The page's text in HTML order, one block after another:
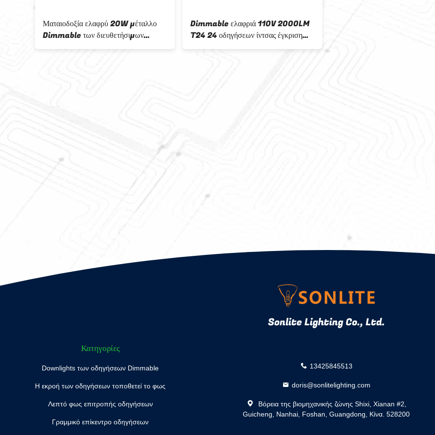
Ματαιοδοξία ελαφρύ 20W μέταλλο
Dimmable των διευθετήσιμων
ενσωματωμένη οδηγήσεων 24 ίντσας
Dimmable ελαφριά 110V 2000LM
T24 24 οδηγήσεων ίντσας έγκριση
ματαιοδοξίας για το λουτρό
Sonlite Lighting Co., Ltd.
Κατηγορίες
Downlights των οδηγήσεων Dimmable
Η εκροή των οδηγήσεων τοποθετεί το φως
Λεπτό φως επιτροπής οδηγήσεων
Γραμμικό επίκεντρο οδηγήσεων
13425845513
doris@sonlitelighting.com
Βόρεια της βιομηχανικής ζώνης Shixi, Xianan #2,
Guicheng, Nanhai, Foshan, Guangdong, Κίνα. 528200